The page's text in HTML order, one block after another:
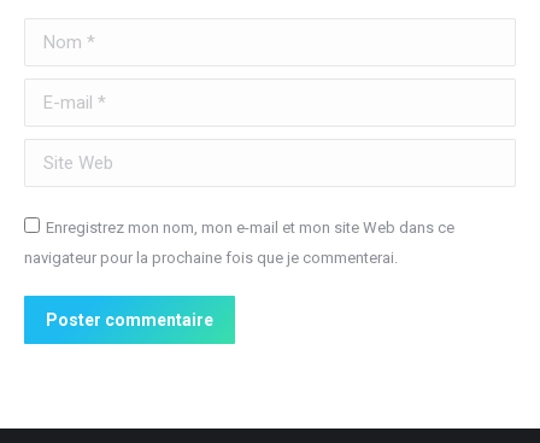
Nom *
E-mail *
Site Web
Enregistrez mon nom, mon e-mail et mon site Web dans ce
navigateur pour la prochaine fois que je commenterai.
Poster commentaire